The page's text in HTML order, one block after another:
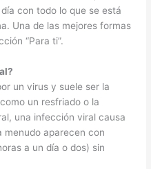
con todo lo que se está
Una de las mejores formas
“Para ti”.
un virus y suele ser la
un resfriado o la
una infección viral causa
menudo aparecen con
a un día o dos) sin